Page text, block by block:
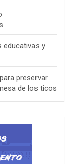
educativas y
preservar
de los ticos